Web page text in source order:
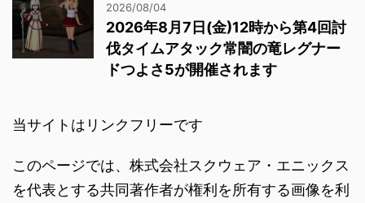
2026/08/04
2026年8月7日(金)12時から第4回討
伐タイムアタック常闇の竜レグナー
ドつよさ5が開催されます
当サイトはリンクフリーです
このページでは、株式会社スクウェア・エニックス
を代表とする共同著作者が権利を所有する画像を利